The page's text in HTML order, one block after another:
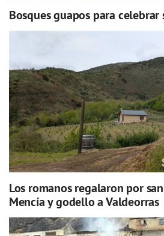
Bosques guapos para celebrar
Los romanos regalaron por
Mencía y godello a Valdeorras